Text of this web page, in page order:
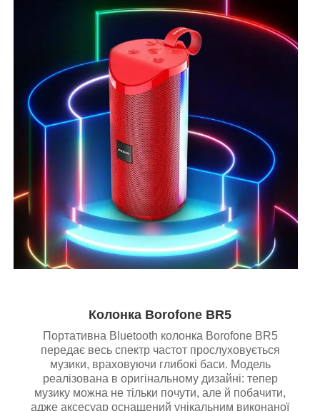
Колонка Borofone BR5
Портативна Bluetooth колонка Borofone BR5
передає весь спектр частот прослуховується
музики, враховуючи глибокі баси. Модель
реалізована в оригінальному дизайні: тепер
музику можна не тільки почути, але й побачити,
адже аксесуар оснащений унікальним виконаної